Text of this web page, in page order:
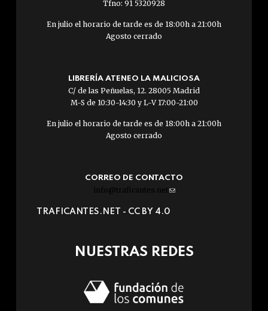
Tfno: 91 5320928
En julio el horario de tarde es de 18:00h a 21:00h
Agosto cerrado
LIBRERÍA ATENEO LA MALICIOSA
C/ de las Peñuelas, 12. 28005 Madrid
M-S de 10:30-14:30 y L-V 17:00-21:00
En julio el horario de tarde es de 18:00h a 21:00h
Agosto cerrado
CORREO DE CONTACTO
info@traficantes.net (link
e-
TRAFICANTES.NET - CC BY 4.0
NUESTRAS REDES